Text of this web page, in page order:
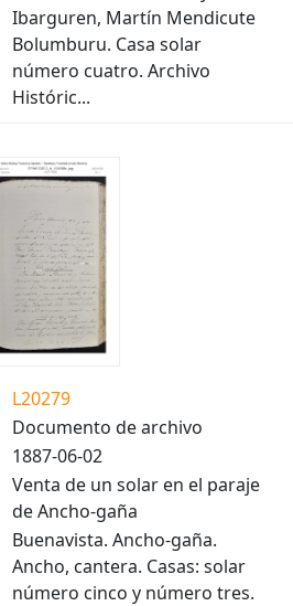
Ibarguren, Martín Mendicute
Bolumburu. Casa solar
número cuatro. Archivo
Históric...
L20279
Documento de archivo
1887-06-02
Venta de un solar en el paraje
de Ancho-gaña
Buenavista. Ancho-gaña.
Ancho, cantera. Casas: solar
número cinco y número tres.